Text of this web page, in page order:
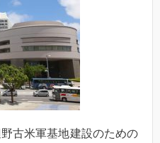
古米軍基地建設のための